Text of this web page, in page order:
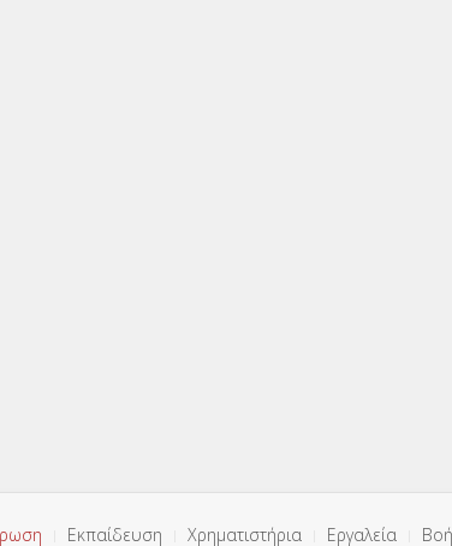
Εκπαίδευση Χρηματιστήρια Εργαλεία